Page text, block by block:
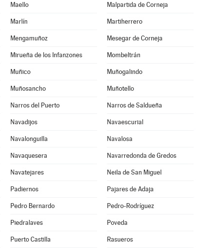
Maello Malpartida de Corneja
Marlín Martiherrero
Mengamuñoz Mesegar de Corneja
Mirueña de los Infanzones Mombeltrán
Muñico Muñogalindo
Muñosancho Muñotello
Narros del Puerto Narros de Saldueña
Navadijos Navaescurial
Navalonguilla Navalosa
Navaquesera Navarredonda de Gredos
Navatejares Neila de San Miguel
Padiernos Pajares de Adaja
Pedro Bernardo Pedro-Rodríguez
Piedralaves Poveda
Puerto Castilla Rasueros